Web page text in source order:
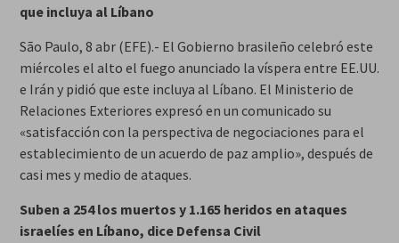
que incluya al Líbano
São Paulo, 8 abr (EFE).- El Gobierno brasileño celebró este
miércoles el alto el fuego anunciado la víspera entre EE.UU.
e Irán y pidió que este incluya al Líbano. El Ministerio de
Relaciones Exteriores expresó en un comunicado su
«satisfacción con la perspectiva de negociaciones para el
establecimiento de un acuerdo de paz amplio», después de
casi mes y medio de ataques.
Suben a 254 los muertos y 1.165 heridos en ataques
israelíes en Líbano, dice Defensa Civil